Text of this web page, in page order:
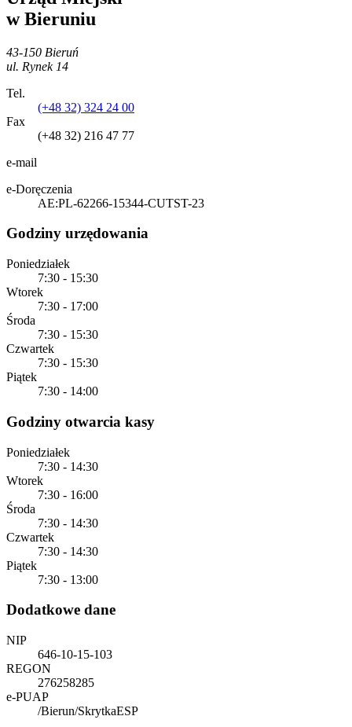
w Bieruniu
43-150 Bieruń
ul. Rynek 14
Tel.
(+48 32) 324 24 00
Fax
(+48 32) 216 47 77
e-mail
e-Doręczenia
AE:PL-62266-15344-CUTST-23
Godziny urzędowania
Poniedziałek
7:30 - 15:30
Wtorek
7:30 - 17:00
Środa
7:30 - 15:30
Czwartek
7:30 - 15:30
Piątek
7:30 - 14:00
Godziny otwarcia kasy
Poniedziałek
7:30 - 14:30
Wtorek
7:30 - 16:00
Środa
7:30 - 14:30
Czwartek
7:30 - 14:30
Piątek
7:30 - 13:00
Dodatkowe dane
NIP
646-10-15-103
REGON
276258285
e-PUAP
/Bierun/SkrytkaESP